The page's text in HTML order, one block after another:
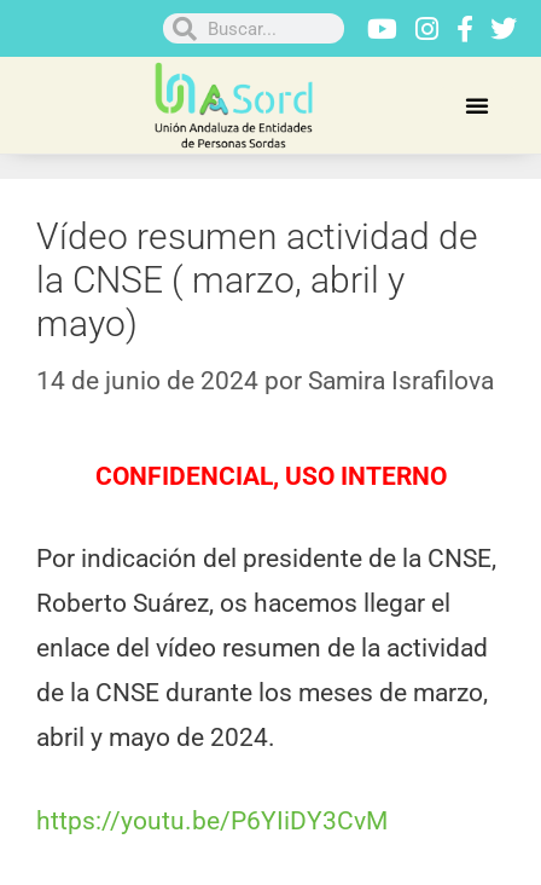
Vídeo resumen actividad de
la CNSE ( marzo, abril y
mayo)
14 de junio de 2024 por Samira Israfilova
CONFIDENCIAL, USO INTERNO
Por indicación del presidente de la CNSE,
Roberto Suárez, os hacemos llegar el
enlace del vídeo resumen de la actividad
de la CNSE durante los meses de marzo,
abril y mayo de 2024.
https://youtu.be/P6YIiDY3CvM